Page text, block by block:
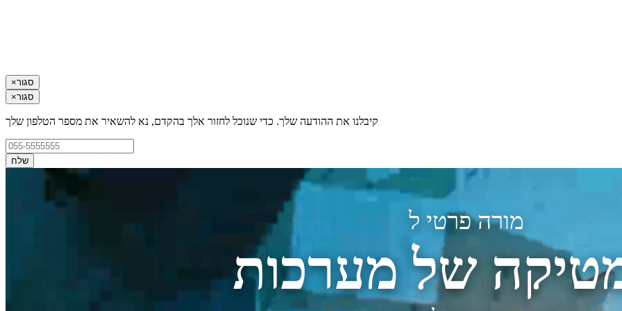
×סגור
×סגור
קיבלנו את ההודעה שלך. כדי שנוכל לחזור אלך בהקדם, נא להשאיר את מספר הטלפון שלך
שלח
מורה פרטי ל
של מערכות